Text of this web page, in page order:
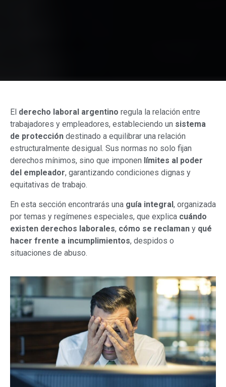
El derecho laboral argentino regula la relación entre
trabajadores y empleadores, estableciendo un sistema
de protección destinado a equilibrar una relación
estructuralmente desigual. Sus normas no solo fijan
derechos mínimos, sino que imponen límites al poder
del empleador, garantizando condiciones dignas y
equitativas de trabajo.
En esta sección encontrarás una guía integral, organizada
por temas y regímenes especiales, que explica cuándo
existen derechos laborales, cómo se reclaman y qué
hacer frente a incumplimientos, despidos o
situaciones de abuso.